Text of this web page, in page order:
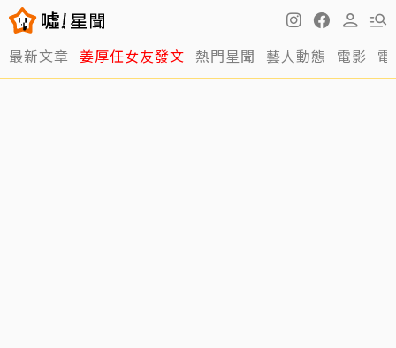
最新文章 姜厚任女友發文 熱門星聞 藝人動態 電影